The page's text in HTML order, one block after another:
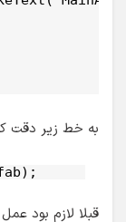
به خط زیر دقت